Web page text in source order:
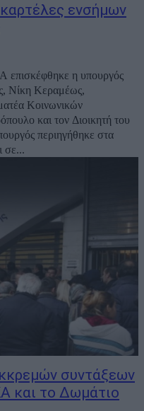
ενσήμων
επισκέφθηκε η υπουργός
Νίκη Κεραμέως,
Κοινωνικών
και τον Διοικητή του
περιηγήθηκε στα
σε...
συντάξεων
και το Δωμάτιο